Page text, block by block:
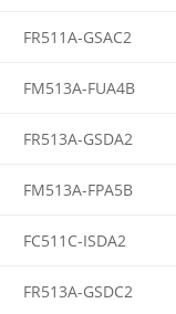
FR511A-GSAC2
FM513A-FUA4B
FR513A-GSDA2
FM513A-FPA5B
FC511C-ISDA2
FR513A-GSDC2